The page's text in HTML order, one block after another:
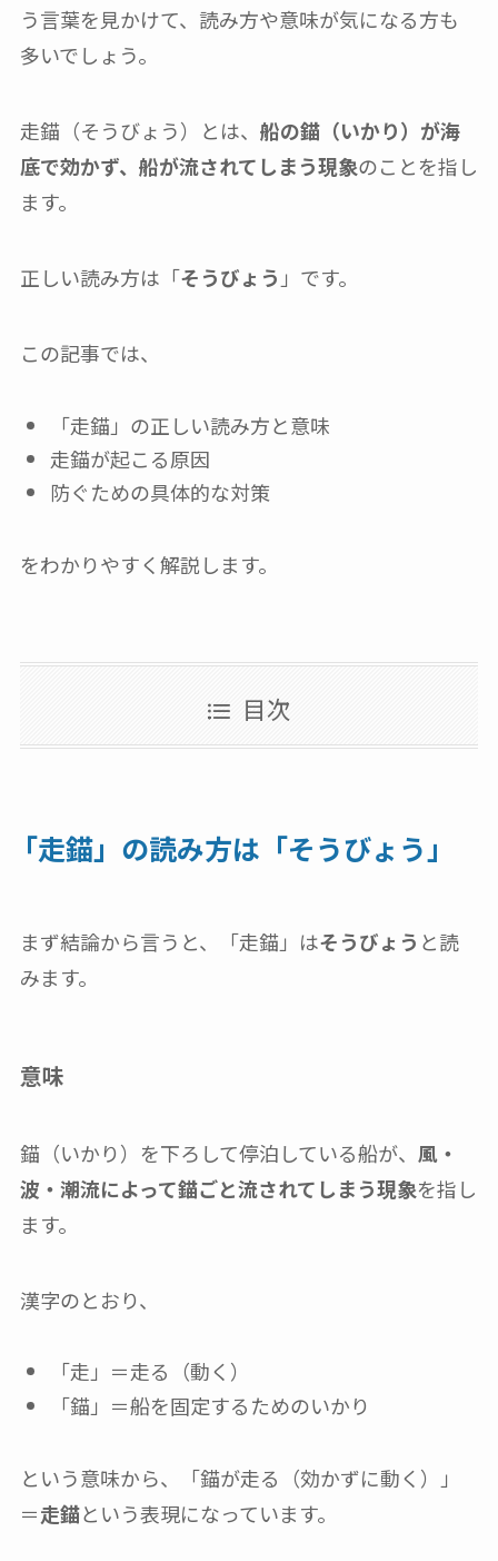
う言葉を見かけて、読み方や意味が気になる方も
多いでしょう。
走錨（そうびょう）とは、 船の錨（いかり）が海
底で効かず、船が流されてしまう現象のことを指し
ます。
正しい読み方は「そうびょう 」です。
この記事では、
「走錨」の正しい読み方と意味
走錨が起こる原因
防ぐための具体的な対策
をわかりやすく解説します。
目次
「走錨」の読み方は「そうびょう」
まず結論から言うと、「走錨」はそうびょう と読
みます。
意味
錨（いかり）を下ろして停泊している船が、 風・
波・潮流によって錨ごと流されてしまう現象を指し
ます。
漢字のとおり、
「走」＝走る（動く）
「錨」＝船を固定するためのいかり
という意味から、「錨が走る（効かずに動く）」
＝走錨という表現になっています。